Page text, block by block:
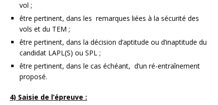
vol ;
être pertinent, dans les remarques liées à la sécurité des
vols et du TEM ;
être pertinent, dans la décision d’aptitude ou d’inaptitude du
candidat LAPL(S) ou SPL ;
être pertinent, dans le cas échéant, d’un ré-entraînement
proposé.
4) Saisie de l’épreuve :